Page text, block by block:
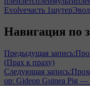
Evolveчасть 1шутер
Навигация по
Предыдущая запись:
(Прах к праху)
Следующая запись:
op: Gideon Guinea Pig —